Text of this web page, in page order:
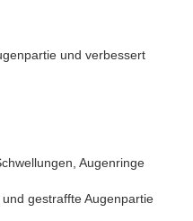
und verbessert
Augenringe
gestraffte Augenpartie